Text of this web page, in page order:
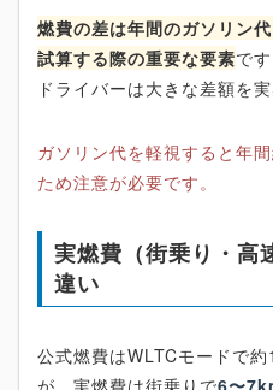
燃費の差は年間のガソリン
試算する際の重要な要素で
ドライバーは大きな差額を
ガソリン代を軽視すると年
ため注意が必要です。
実燃費（街乗り・高
違い
公式燃費はWLTCモードで
が、実燃費は街乗りで6〜